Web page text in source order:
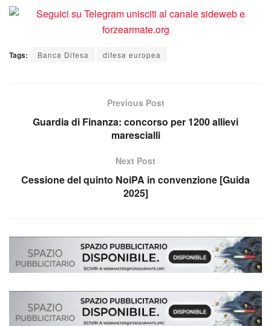
Tags: Banca Difesa difesa europea
Previous Post
Guardia di Finanza: concorso per 1200 allievi
marescialli
Next Post
Cessione del quinto NoiPA in convenzione [Guida
2025]